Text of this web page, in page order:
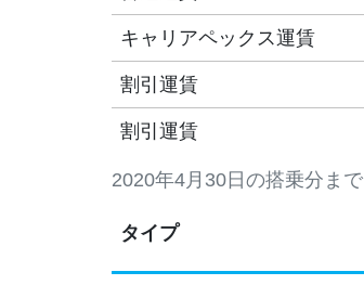
キャリアペックス運賃
割引運賃
割引運賃
2020年4月30日の搭乗分まで
タイプ